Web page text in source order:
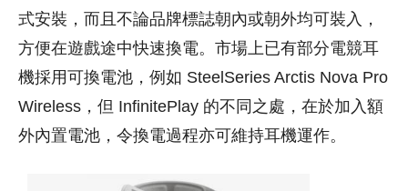
式安裝，而且不論品牌標誌朝內或朝外均可裝入，
方便在遊戲途中快速換電。市場上已有部分電競耳
機採用可換電池，例如 SteelSeries Arctis Nova Pro
Wireless，但 InfinitePlay 的不同之處，在於加入額
外內置電池，令換電過程亦可維持耳機運作。